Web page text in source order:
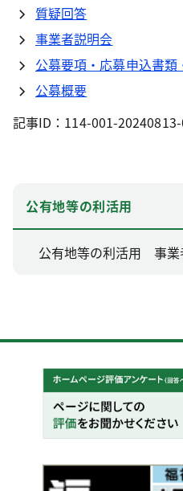
質疑回答
事業者説明会
公募要項・応募申込書
公募概要
記事ID：114-001-
公有地等の利活用
公有地等の利活用 事業